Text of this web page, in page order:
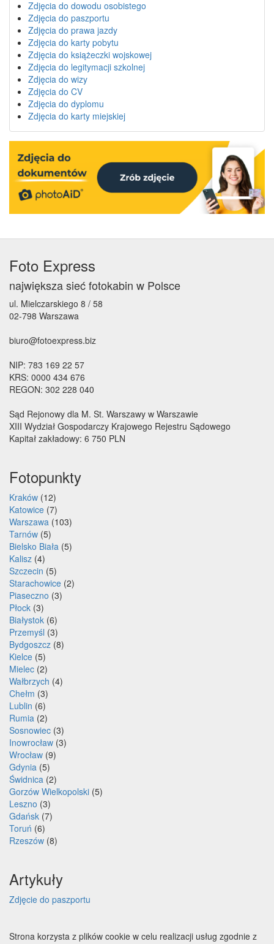
Zdjęcia do dowodu osobistego
Zdjęcia do paszportu
Zdjęcia do prawa jazdy
Zdjęcia do karty pobytu
Zdjęcia do książeczki wojskowej
Zdjęcia do legitymacji szkolnej
Zdjęcia do wizy
Zdjęcia do CV
Zdjęcia do dyplomu
Zdjęcia do karty miejskiej
Foto Express
największa sieć fotokabin w Polsce
ul. Mielczarskiego 8 / 58
02-798 Warszawa
biuro@fotoexpress.biz
NIP: 783 169 22 57
KRS: 0000 434 676
REGON: 302 228 040
Sąd Rejonowy dla M. St. Warszawy w Warszawie
XIII Wydział Gospodarczy Krajowego Rejestru Sądowego
Kapitał zakładowy: 6 750 PLN
Fotopunkty
Kraków (12)
Katowice (7)
Warszawa (103)
Tarnów (5)
Bielsko Biała (5)
Kalisz (4)
Szczecin (5)
Starachowice (2)
Piaseczno (3)
Płock (3)
Białystok (6)
Przemyśl (3)
Bydgoszcz (8)
Kielce (5)
Mielec (2)
Wałbrzych (4)
Chełm (3)
Lublin (6)
Rumia (2)
Sosnowiec (3)
Inowrocław (3)
Wrocław (9)
Gdynia (5)
Świdnica (2)
Gorzów Wielkopolski (5)
Leszno (3)
Gdańsk (7)
Toruń (6)
Rzeszów (8)
Artykuły
Zdjęcie do paszportu
Strona korzysta z plików cookie w celu realizacji usług zgodnie z